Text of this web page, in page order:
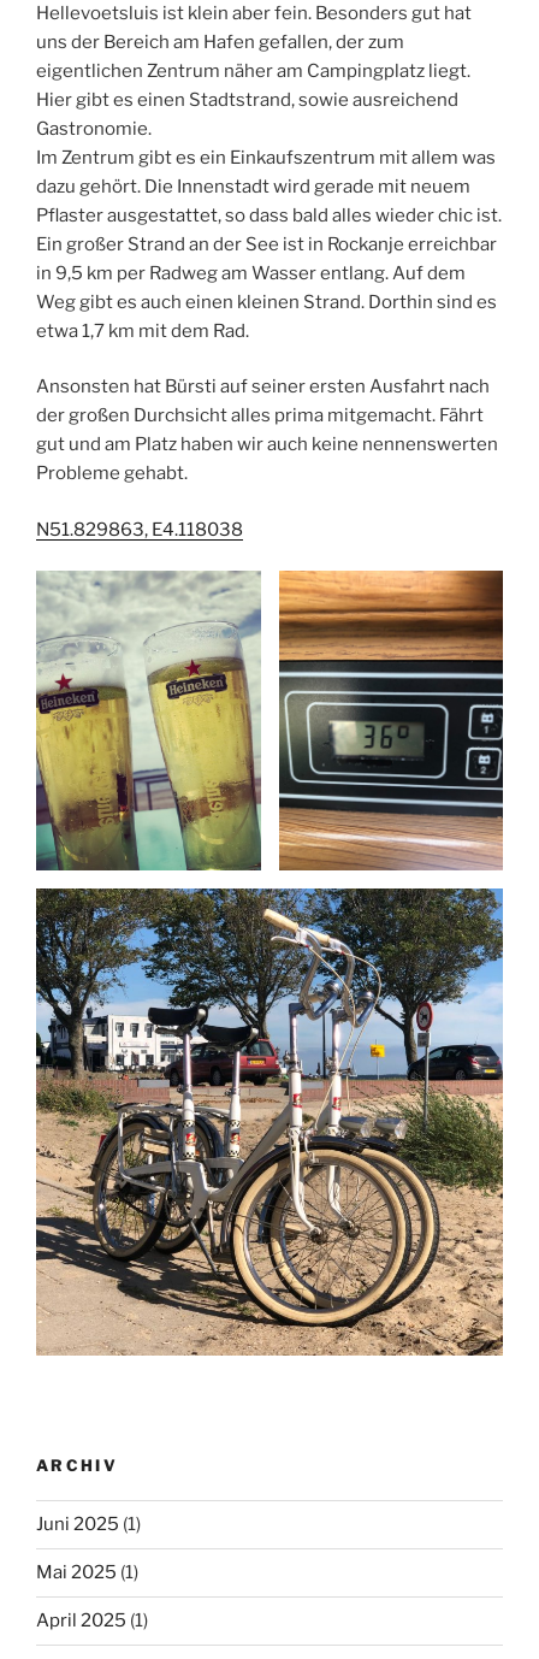
Hellevoetsluis ist klein aber fein. Besonders gut hat
uns der Bereich am Hafen gefallen, der zum
eigentlichen Zentrum näher am Campingplatz liegt.
Hier gibt es einen Stadtstrand, sowie ausreichend
Gastronomie.
Im Zentrum gibt es ein Einkaufszentrum mit allem was
dazu gehört. Die Innenstadt wird gerade mit neuem
Pflaster ausgestattet, so dass bald alles wieder chic ist.
Ein großer Strand an der See ist in Rockanje erreichbar
in 9,5 km per Radweg am Wasser entlang. Auf dem
Weg gibt es auch einen kleinen Strand. Dorthin sind es
etwa 1,7 km mit dem Rad.
Ansonsten hat Bürsti auf seiner ersten Ausfahrt nach
der großen Durchsicht alles prima mitgemacht. Fährt
gut und am Platz haben wir auch keine nennenswerten
Probleme gehabt.
N51.829863, E4.118038
ARCHIV
Juni 2025 (1)
Mai 2025 (1)
April 2025 (1)